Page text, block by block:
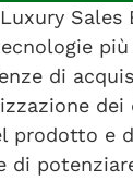
di
prodotto e